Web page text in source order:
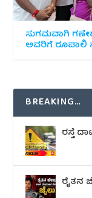
ಸುಗಮವಾಗಿ
ಅವರಿಗೆ
BREAKING…
ರಸ್ತೆ
ರೈತನ